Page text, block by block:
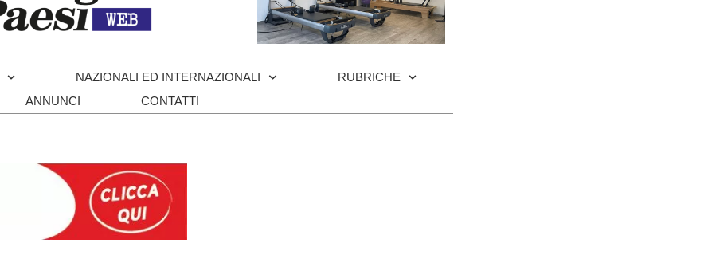
NAZIONALI ED INTERNAZIONALI
RUBRICHE
ANNUNCI CONTATTI